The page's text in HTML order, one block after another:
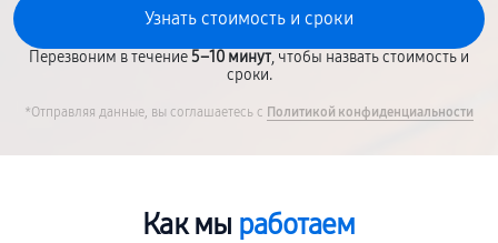
Перезвоним в течение 5–10 минут, чтобы назвать стоимость и
сроки.
*Отправляя данные, вы соглашаетесь с Политикой конфиденциальности
Как мы работаем